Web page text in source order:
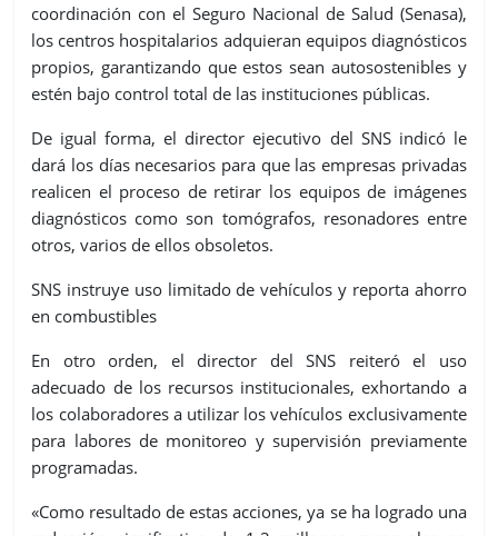
coordinación con el Seguro Nacional de Salud (Senasa),
los centros hospitalarios adquieran equipos diagnósticos
propios, garantizando que estos sean autosostenibles y
estén bajo control total de las instituciones públicas.
De igual forma, el director ejecutivo del SNS indicó le
dará los días necesarios para que las empresas privadas
realicen el proceso de retirar los equipos de imágenes
diagnósticos como son tomógrafos, resonadores entre
otros, varios de ellos obsoletos.
SNS instruye uso limitado de vehículos y reporta ahorro
en combustibles
En otro orden, el director del SNS reiteró el uso
adecuado de los recursos institucionales, exhortando a
los colaboradores a utilizar los vehículos exclusivamente
para labores de monitoreo y supervisión previamente
programadas.
«Como resultado de estas acciones, ya se ha logrado una